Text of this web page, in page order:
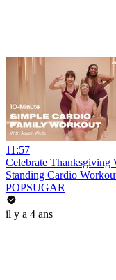
11:57
Celebrate
Standing Cardio
POPSUGAR
il y a 4 ans